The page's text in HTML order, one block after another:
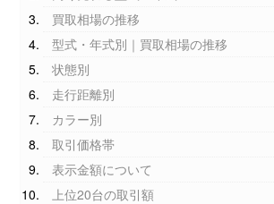
買取相場の推移
型式・年式別｜買取相場の推移
状態別
走行距離別
カラー別
取引価格帯
表示金額について
上位20台の取引額